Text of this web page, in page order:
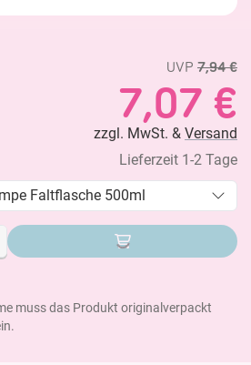
UVP 7,94 €
7,07 €
zzgl. MwSt. & Versand
Lieferzeit 1-2 Tage
Faltflasche 500ml
muss das Produkt originalverpackt